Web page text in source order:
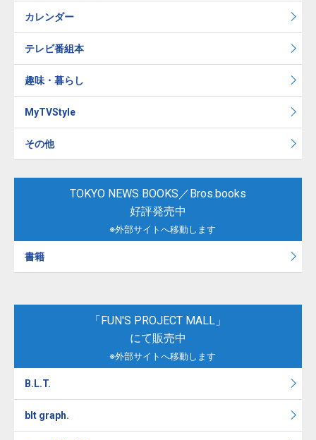
カレンダー
テレビ番組本
趣味・暮らし
MyTVStyle
その他
TOKYO NEWS BOOKS／Bros.books
好評発売中
※外部サイトへ移動します
書籍
「FUN'S PROJECT MALL」
にて販売中
※外部サイトへ移動します
B.L.T.
blt graph.